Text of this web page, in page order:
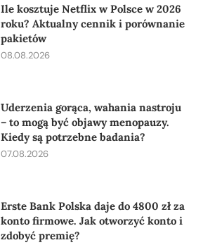
Ile kosztuje Netflix w Polsce w 2026
roku? Aktualny cennik i porównanie
pakietów
08.08.2026
Uderzenia gorąca, wahania nastroju
– to mogą być objawy menopauzy.
Kiedy są potrzebne badania?
07.08.2026
Erste Bank Polska daje do 4800 zł za
konto firmowe. Jak otworzyć konto i
zdobyć premię?